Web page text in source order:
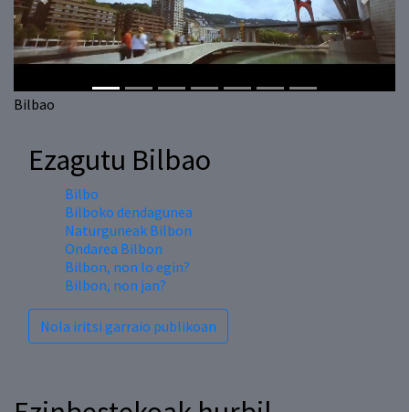
Bilbao
Previous Next
Ezagutu Bilbao
Bilbo
Bilboko dendagunea
Naturguneak Bilbon
Ondarea Bilbon
Bilbon, non lo egin?
Bilbon, non jan?
Nola iritsi garraio publikoan